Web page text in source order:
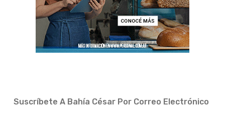
Suscríbete A Bahía César Por Correo Electrónico